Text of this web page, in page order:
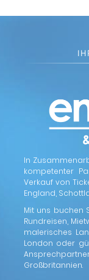
In
kompetenter
Verkauf von
England,
Mit uns buchen
Rundreisen,
malerisches
London oder
Großbritannien.